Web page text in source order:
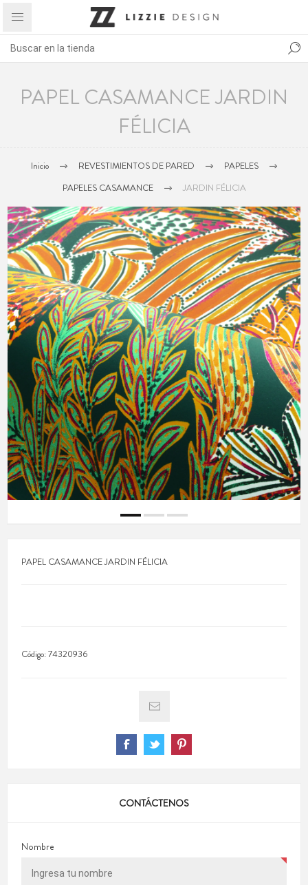
PAPEL CASAMANCE JARDIN
FÉLICIA
Inicio REVESTIMIENTOS DE PARED
PAPELES
PAPELES CASAMANCE
JARDIN FÉLICIA
PAPEL CASAMANCE JARDIN FÉLICIA
Código:74320936
CONTÁCTENOS
Nombre